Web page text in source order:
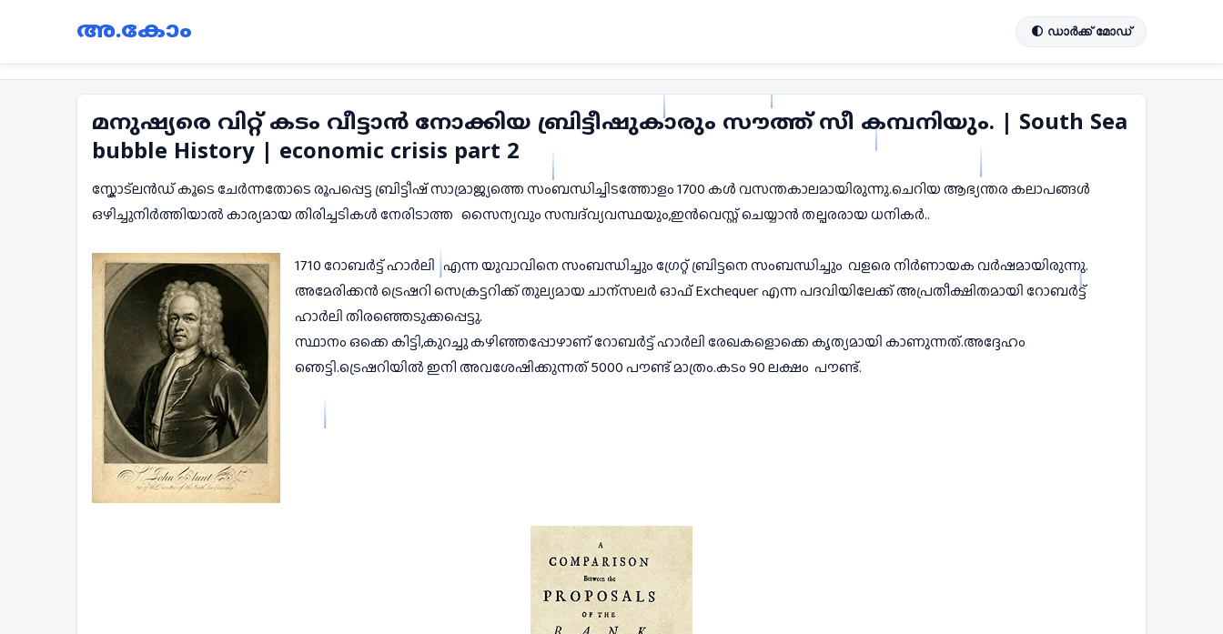
അ.കോം 🌓 ഡാർക്ക് മോഡ്
മനുഷ്യരെ വിറ്റ് കടം വീട്ടാൻ നോക്കിയ ബ്രിട്ടീഷുകാരും സൗത്ത് സീ കമ്പനിയും. | South Sea
bubble History | economic crisis part 2
സ്കോട്ലൻഡ് കൂടെ ചേർന്നതോടെ രൂപപ്പെട്ട ബ്രിട്ടീഷ് സാമ്രാജ്യത്തെ സംബന്ധിച്ചിടത്തോളം 1700 കൾ വസന്തകാലമായിരുന്നു.ചെറിയ ആഭ്യന്തര കലാപങ്ങൾ
ഒഴിച്ചുനിർത്തിയാൽ കാര്യമായ തിരിച്ചടികൾ നേരിടാത്ത
സൈന്യവും സമ്പദ്‌വ്യവസ്ഥയും,ഇൻവെസ്റ്റ് ചെയ്യാൻ തല്പരരായ ധനികർ..
1710 റോബർട്ട് ഹാർലി എന്ന യുവാവിനെ സംബന്ധിച്ചും ഗ്രേറ്റ് ബ്രിട്ടനെ സംബന്ധിച്ചും  വളരെ നിർണായക വർഷമായിരുന്നു.
അമേരിക്കൻ ട്രെഷറി സെക്രട്ടറിക്ക് തുല്യമായ ചാന്സലർ ഓഫ് Exchequer എന്ന പദവിയിലേക്ക് അപ്രതീക്ഷിതമായി റോബർട്ട്
ഹാർലി തിരഞ്ഞെടുക്കപ്പെട്ടു.
സ്ഥാനം ഒക്കെ കിട്ടി,കുറച്ചു കഴിഞ്ഞപ്പോഴാണ് റോബർട്ട് ഹാർലി രേഖകളൊക്കെ കൃത്യമായി കാണുന്നത്.അദ്ദേഹം
ഞെട്ടി.ട്രെഷറിയിൽ ഇനി അവശേഷിക്കുന്നത് 5000 പൗണ്ട് മാത്രം.കടം 90 ലക്ഷം  പൗണ്ട്.